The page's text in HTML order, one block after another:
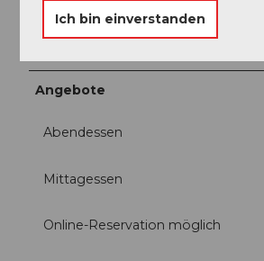
Angebote
Abendessen
Mittagessen
Online-Reservation möglich
Ich bin einverstanden